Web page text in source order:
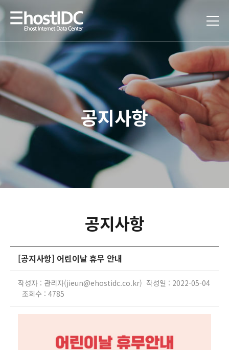
공지사항
공지사항
[공지사항] 어린이날 휴무 안내
작성자 : 관리자(jieun@ehostidc.co.kr) 작성일 : 2022-05-04
조회수 : 4785